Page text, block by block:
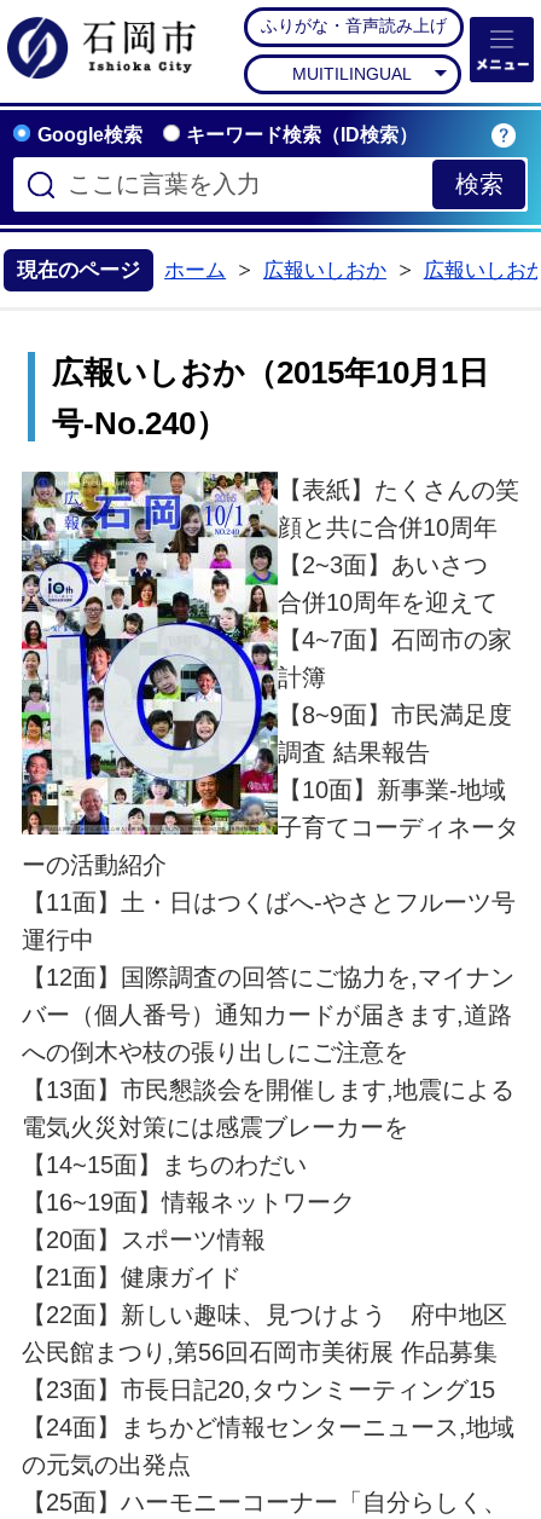
石岡市公式ホームペー
ふりがな・音声読み上げ
MUITILINGUAL
Google検索 キーワード検索（ID検索）
現在のページ ホーム
広報いしおか
広報いしお
広報いしおか（2015年10月1日
号-No.240）
【表紙】たくさんの笑
顔と共に合併10周年
【2~3面】あいさつ
合併10周年を迎えて
【4~7面】石岡市の家
計簿
【8~9面】市民満足度
調査 結果報告
【10面】新事業-地域
子育てコーディネータ
ーの活動紹介
【11面】土・日はつくばへ-やさとフルーツ号
運行中
【12面】国際調査の回答にご協力を,マイナン
バー（個人番号）通知カードが届きます,道路
への倒木や枝の張り出しにご注意を
【13面】市民懇談会を開催します,地震による
電気火災対策には感震ブレーカーを
【14~15面】まちのわだい
【16~19面】情報ネットワーク
【20面】スポーツ情報
【21面】健康ガイド
【22面】新しい趣味、見つけよう 府中地区
公民館まつり,第56回石岡市美術展 作品募集
【23面】市長日記20,タウンミーティング15
【24面】まちかど情報センターニュース,地域
の元気の出発点
【25面】ハーモニーコーナー「自分らしく、